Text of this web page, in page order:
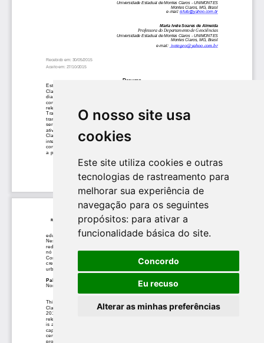
O nosso site usa
cookies
Este site utiliza cookies e outras
tecnologias de rastreamento para
melhorar sua experiência de
navegação para os seguintes
propósitos: para ativar a
funcionalidade básica do site.
Concordo
Eu recuso
Alterar as minhas preferências